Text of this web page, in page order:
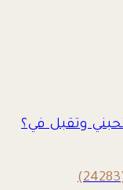
وتقبل في؟